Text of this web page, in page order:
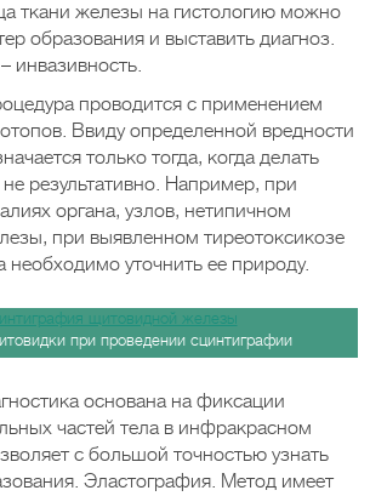
ткани железы на гистологию можно
образования и выставить диагноз.
инвазивность.
проводится с применением
Ввиду определенной вредности
только тогда, когда делать
результативно. Например, при
органа, узлов, нетипичном
при выявленном тиреотоксикозе
необходимо уточнить ее природу.
при проведении сцинтиграфии
основана на фиксации
частей тела в инфракрасном
с большой точностью узнать
Эластография. Метод имеет